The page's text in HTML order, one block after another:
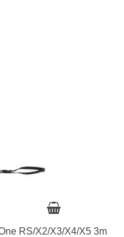
RS/X2/X3/X4/X5 3m